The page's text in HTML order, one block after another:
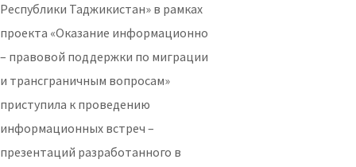
Республики Таджикистан» в рамках
проекта «Оказание информационно
– правовой поддержки по миграции
и трансграничным вопросам»
приступила к проведению
информационных встреч –
презентаций разработанного в